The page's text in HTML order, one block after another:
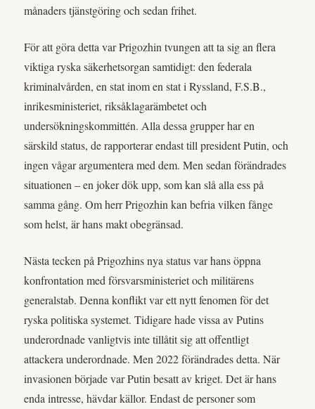
månaders tjänstgöring och sedan frihet.
För att göra detta var Prigozhin tvungen att ta sig an flera
viktiga ryska säkerhetsorgan samtidigt: den federala
kriminalvården, en stat inom en stat i Ryssland, F.S.B.,
inrikesministeriet, riksåklagarämbetet och
undersökningskommittén. Alla dessa grupper har en
särskild status, de rapporterar endast till president Putin, och
ingen vågar argumentera med dem. Men sedan förändrades
situationen – en joker dök upp, som kan slå alla ess på
samma gång. Om herr Prigozhin kan befria vilken fånge
som helst, är hans makt obegränsad.
Nästa tecken på Prigozhins nya status var hans öppna
konfrontation med försvarsministeriet och militärens
generalstab. Denna konflikt var ett nytt fenomen för det
ryska politiska systemet. Tidigare hade vissa av Putins
underordnade vanligtvis inte tillåtit sig att offentligt
attackera underordnade. Men 2022 förändrades detta. När
invasionen började var Putin besatt av kriget. Det är hans
enda intresse, hävdar källor. Endast de personer som